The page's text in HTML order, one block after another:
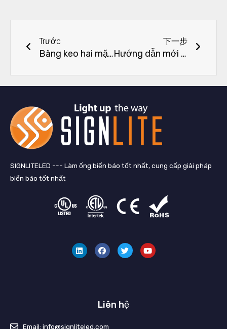
Trước
Băng keo hai mặt tốt nhất cho đèn dải LED là gì?
下一步
Hướng dẫn mới nhất 2024 về các loại dải LED
SIGNLITELED --- Làm ống biển báo tốt nhất, cung cấp giải pháp
biển báo tốt nhất
n
k
c
e
i
t
u
t
Liên hệ
Email: info@signliteled.com